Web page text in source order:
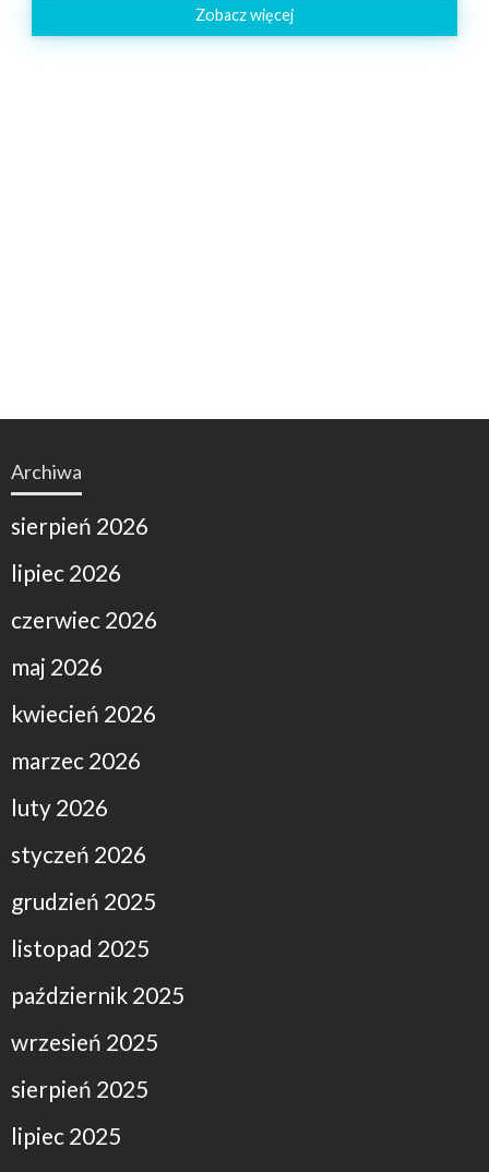
Zobacz więcej
Archiwa
sierpień 2026
lipiec 2026
czerwiec 2026
maj 2026
kwiecień 2026
marzec 2026
luty 2026
styczeń 2026
grudzień 2025
listopad 2025
październik 2025
wrzesień 2025
sierpień 2025
lipiec 2025